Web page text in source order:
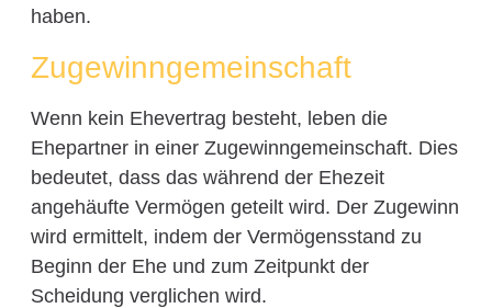
haben.
Zugewinngemeinschaft
Wenn kein Ehevertrag besteht, leben die
Ehepartner in einer Zugewinngemeinschaft. Dies
bedeutet, dass das während der Ehezeit
angehäufte Vermögen geteilt wird. Der Zugewinn
wird ermittelt, indem der Vermögensstand zu
Beginn der Ehe und zum Zeitpunkt der
Scheidung verglichen wird.